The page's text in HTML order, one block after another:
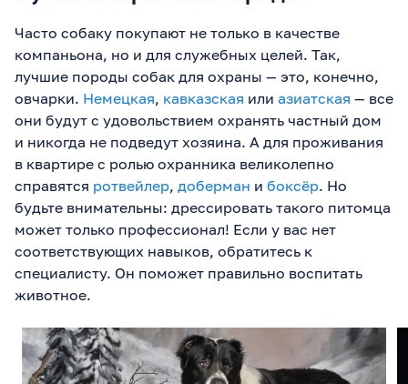
Часто собаку покупают не только в качестве
компаньона, но и для служебных целей. Так,
лучшие породы собак для охраны — это, конечно,
овчарки. Немецкая, кавказская или азиатская — все
они будут с удовольствием охранять частный дом
и никогда не подведут хозяина. А для проживания
в квартире с ролью охранника великолепно
справятся ротвейлер, доберман и боксёр. Но
будьте внимательны: дрессировать такого питомца
может только профессионал! Если у вас нет
соответствующих навыков, обратитесь к
специалисту. Он поможет правильно воспитать
животное.